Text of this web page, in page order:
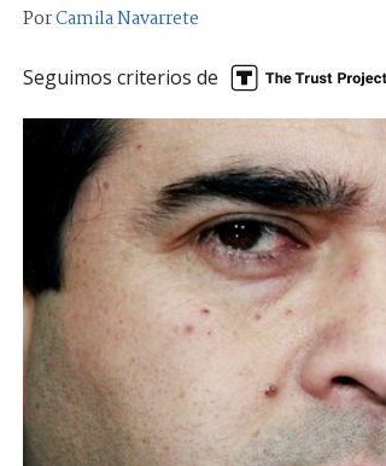
PorCamila Navarrete
Seguimos criterios de